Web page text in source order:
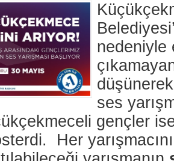
nedeniyle
ses
gençler
Her